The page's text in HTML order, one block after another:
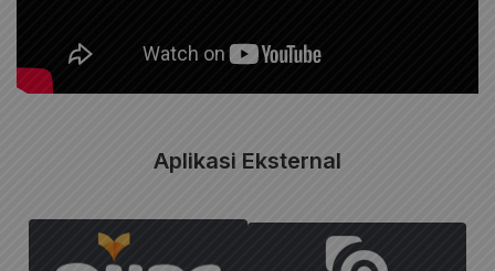
Aplikasi Eksternal